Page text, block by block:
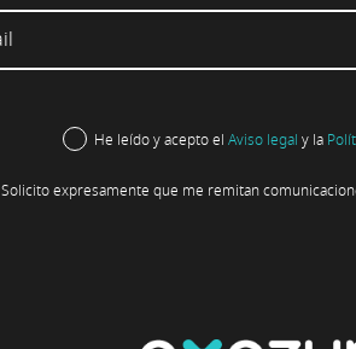
He leído y acepto el Aviso legal y la
Solicito expresamente que me remitan